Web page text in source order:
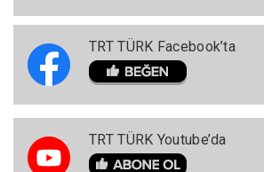
TRT TÜRK Facebook’ta
TRT TÜRK Youtube’da